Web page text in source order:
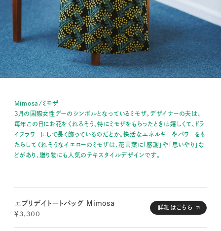
Mimosa/ミモザ
3月の国際女性デーのシンボルとなっているミモザ。デザイナーの夫は、
毎年この日にお花をくれるそう。特にミモザをもらったときは嬉しくて、ドラ
イフラワーにして長く飾っているのだとか。快活なエネルギーやパワーをも
たらしてくれそうなイエローのミモザは、花言葉に「感謝」や「思いやり」な
どがあり、贈り物にも人気のテキスタイルデザインです。
エブリデイトートバッグ Mimosa
￥3,300
詳細はこちら